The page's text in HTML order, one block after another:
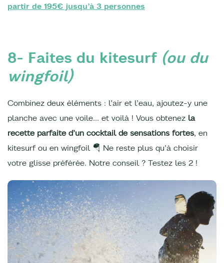
partir de 195€ jusqu’à 3 personnes
8- Faites du kitesurf (ou du
wingfoil)
Combinez deux éléments : l’air et l’eau, ajoutez-y une
planche avec une voile… et voilà ! Vous obtenez la
recette parfaite d’un cocktail de sensations fortes, en
kitesurf ou en wingfoil 🪂 Ne reste plus qu’à choisir
votre glisse préférée. Notre conseil ? Testez les 2 !